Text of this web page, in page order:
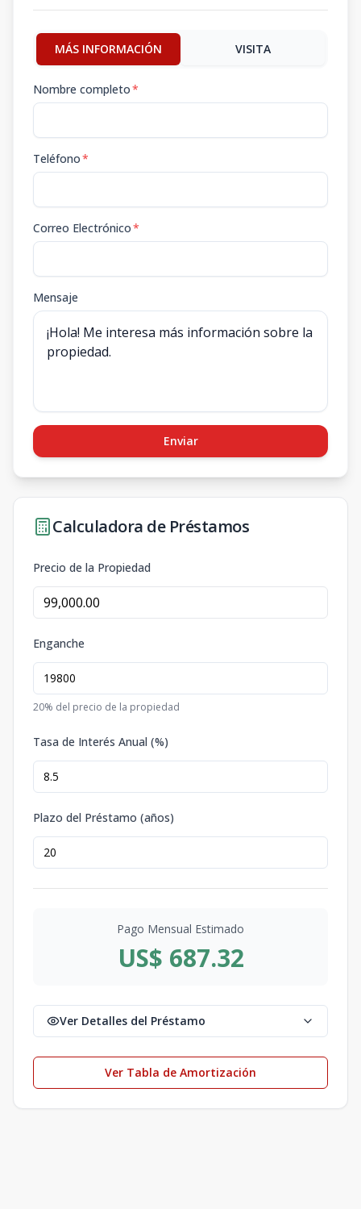
MÁS INFORMACIÓN VISITA
Nombre completo*
Teléfono*
Correo Electrónico*
Mensaje
Enviar
Calculadora de Préstamos
Precio de la Propiedad
Enganche
20% del precio de la propiedad
Tasa de Interés Anual (%)
Plazo del Préstamo (años)
Pago Mensual Estimado
US$ 687.32
Ver Detalles del Préstamo
Ver Tabla de Amortización